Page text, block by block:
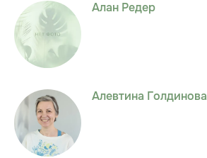
Алан Редер
Алевтина Голдинова